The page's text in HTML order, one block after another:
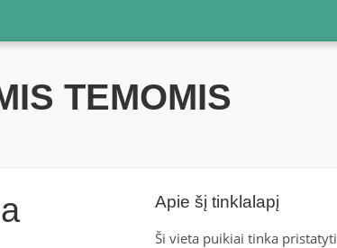
TEMOMIS
Apie šį tinklalapį
Ši vieta puikiai tinka